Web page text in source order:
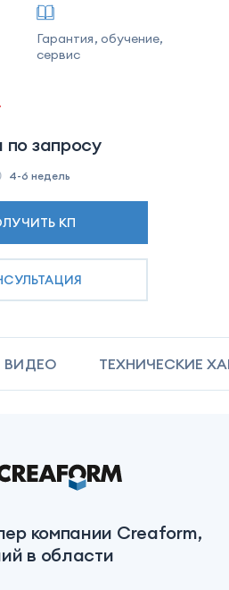
Гарантия, обучение,
сервис
по запросу
4-6 недель
КП
ВИДЕО ТЕХНИЧЕСКИЕ
компании Creaform,
в области